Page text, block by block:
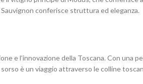
conferisce struttura ed eleganza.
e l’innovazione della Toscana. Con una
è un viaggio attraverso le colline